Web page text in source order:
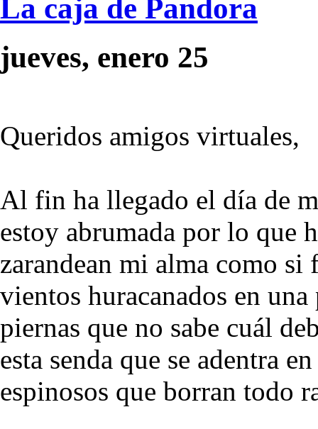
La caja de Pandora
jueves, enero 25
Queridos amigos virtuales,
Al fin ha llegado el día de
estoy abrumada por lo que
zarandean mi alma como si
vientos huracanados en
piernas que no sabe cuál
esta senda que se adentra
espinosos que borran todo